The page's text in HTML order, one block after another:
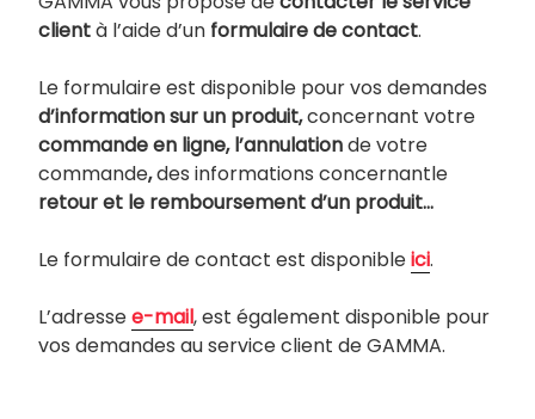
clientà l’aide d’un formulaire de contact.
Le formulaire est disponible pour vos demandes
d’information sur un produit,concernant votre
commande en ligne, l’annulationde votre
commande,des informations concernantle
retour et le remboursement d’un produit…
Le formulaire de contact est disponibleici.
L’adressee-mail, est également disponible pour
vos demandes au service client de GAMMA.